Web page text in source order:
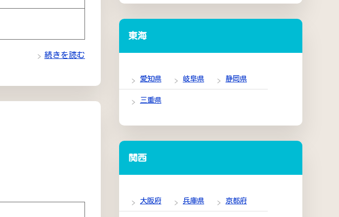
続きを読む
東海
愛知県 岐阜県 静岡県
三重県
関西
大阪府 兵庫県 京都府